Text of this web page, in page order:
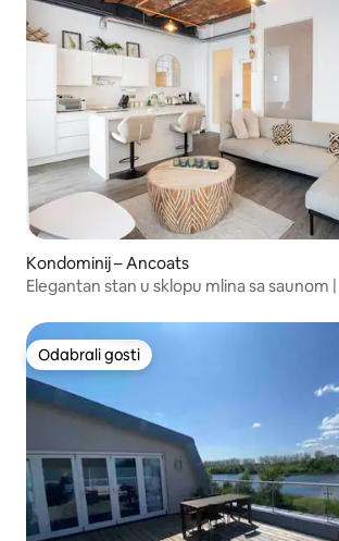
Kondominij – Ancoats
Elegantan stan u sklopu mlina sa saunom
Odabrali gosti
Odabrali gosti